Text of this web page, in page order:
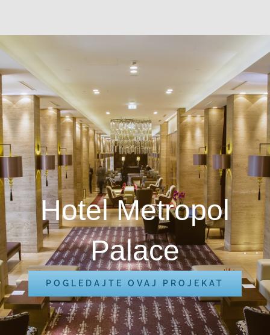
Hotel Metropol
Palace
POGLEDAJTE OVAJ PROJEKAT